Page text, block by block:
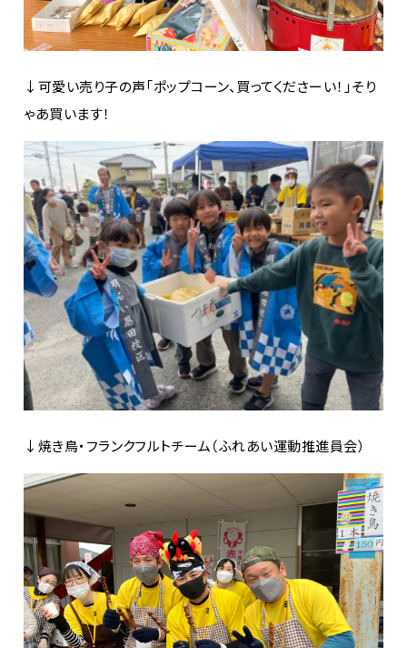
↓可愛い売り子の声「ポップコーン、買ってくださーい！」そり
ゃあ買います！
↓焼き鳥・フランクフルトチーム（ふれあい運動推進員会）